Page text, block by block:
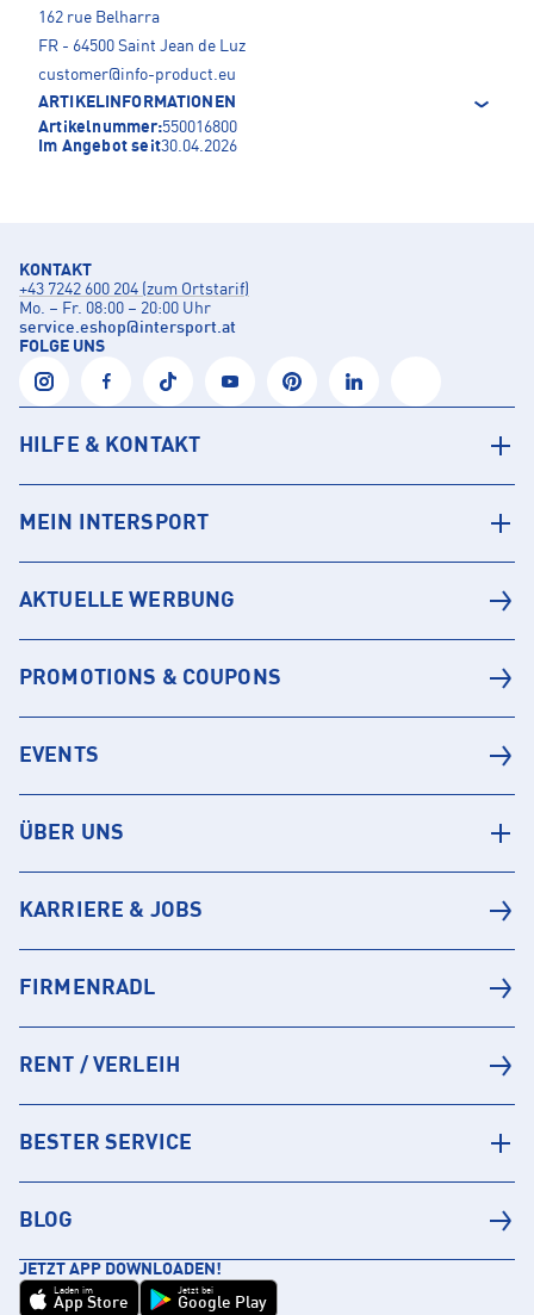
162 rue Belharra
FR - 64500 Saint Jean de Luz
customer@info-product.eu
ARTIKELINFORMATIONEN
Artikelnummer:550016800
Im Angebot seit30.04.2026
KONTAKT
+43 7242 600 204 (zum Ortstarif)
Mo. – Fr. 08:00 – 20:00 Uhr
service.eshop@intersport.at
FOLGE UNS
HILFE & KONTAKT
MEIN INTERSPORT
AKTUELLE WERBUNG
PROMOTIONS & COUPONS
EVENTS
ÜBER UNS
KARRIERE & JOBS
FIRMENRADL
RENT / VERLEIH
BESTER SERVICE
BLOG
JETZT APP DOWNLOADEN!
Laden im
App Store
Jetzt bei
Google Play